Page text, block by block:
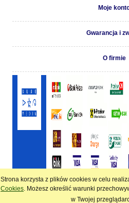
Strona korzysta z plików cookies w celu
Cookies. Możesz określić warunki
w Twojej
Moje
Gwarancja i
O firmie
pokaż pełną